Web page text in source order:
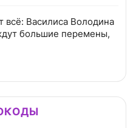
всё: Василиса Володина
большие перемены,